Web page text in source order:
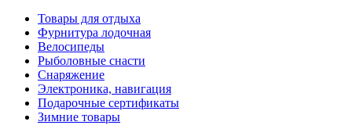
Товары для отдыха
Фурнитура лодочная
Велосипеды
Рыболовные снасти
Снаряжение
Электроника, навигация
Подарочные сертификаты
Зимние товары